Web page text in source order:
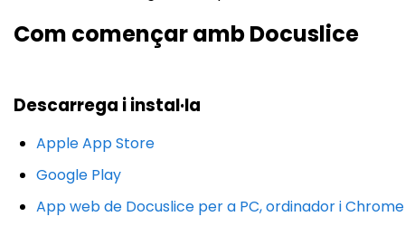
Com començar amb Docuslice
Descarrega i instal·la
Apple App Store
Google Play
App web de Docuslice per a PC, ordinador i